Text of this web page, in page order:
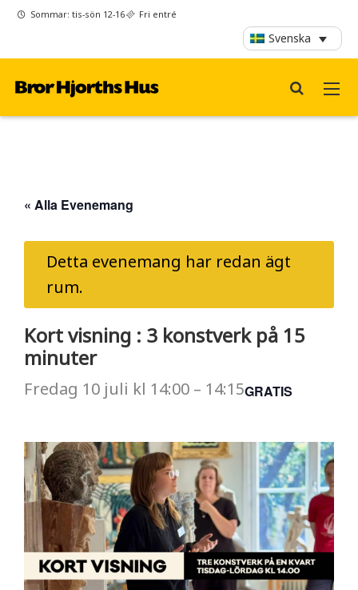
Sommar: tis-sön 12-16 Fri entré
Svenska
« Alla Evenemang
Detta evenemang har redan ägt
rum.
Kort visning : 3 konstverk på 15
minuter
Fredag 10 juli kl 14:00 – 14:15GRATIS